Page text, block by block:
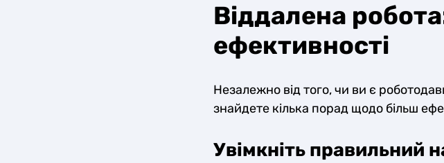
Віддалена
ефективності
Незалежно від того, чи ви є
знайдете кілька порад щодо більш
Увімкніть правильний